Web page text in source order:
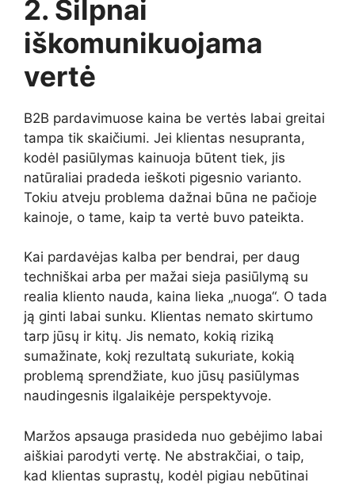
2. Silpnai
iškomunikuojama
vertė
B2B pardavimuose kaina be vertės labai greitai
tampa tik skaičiumi. Jei klientas nesupranta,
kodėl pasiūlymas kainuoja būtent tiek, jis
natūraliai pradeda ieškoti pigesnio varianto.
Tokiu atveju problema dažnai būna ne pačioje
kainoje, o tame, kaip ta vertė buvo pateikta.
Kai pardavėjas kalba per bendrai, per daug
techniškai arba per mažai sieja pasiūlymą su
realia kliento nauda, kaina lieka „nuoga“. O tada
ją ginti labai sunku. Klientas nemato skirtumo
tarp jūsų ir kitų. Jis nemato, kokią riziką
sumažinate, kokį rezultatą sukuriate, kokią
problemą sprendžiate, kuo jūsų pasiūlymas
naudingesnis ilgalaikėje perspektyvoje.
Maržos apsauga prasideda nuo gebėjimo labai
aiškiai parodyti vertę. Ne abstrakčiai, o taip,
kad klientas suprastų, kodėl pigiau nebūtinai